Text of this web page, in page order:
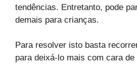
tendências. Entretanto, pode
demais para crianças.
Para resolver isto basta
para deixá-lo mais com cara de